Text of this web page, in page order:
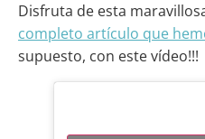
Disfruta de esta
completo artículo que
supuesto, con este vídeo!!!